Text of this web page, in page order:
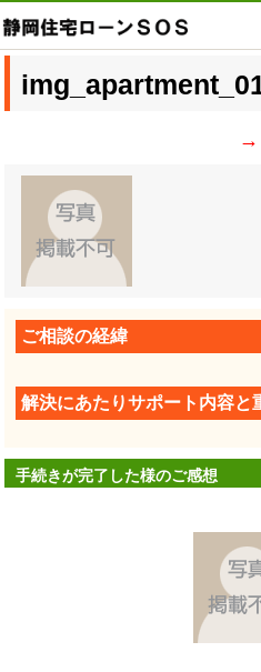
→
ご相談の経緯
解決にあたりサポート内容と
手続きが完了した様のご感想